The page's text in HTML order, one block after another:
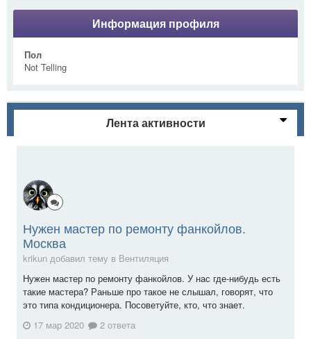
Информация профиля
Пол
Not Telling
Лента активности
Нужен мастер по ремонту фанкойлов.
Москва
krikun добавил тему в Вентиляция
Нужен мастер по ремонту фанкойлов. У нас где-нибудь есть
такие мастера? Раньше про такое не слышал, говорят, что
это типа кондиционера. Посоветуйте, кто, что знает.
17 мар 2020
2 ответа